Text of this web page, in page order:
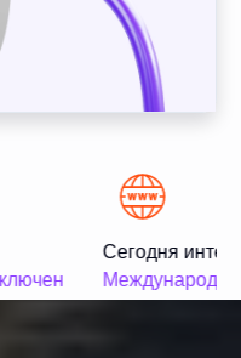
Сегодня